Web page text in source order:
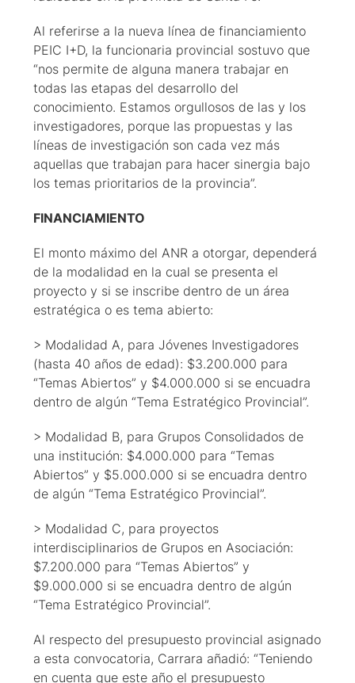
Al referirse a la nueva línea de financiamiento
PEIC I+D, la funcionaria provincial sostuvo que
“nos permite de alguna manera trabajar en
todas las etapas del desarrollo del
conocimiento. Estamos orgullosos de las y los
investigadores, porque las propuestas y las
líneas de investigación son cada vez más
aquellas que trabajan para hacer sinergia bajo
los temas prioritarios de la provincia”.
FINANCIAMIENTO
El monto máximo del ANR a otorgar, dependerá
de la modalidad en la cual se presenta el
proyecto y si se inscribe dentro de un área
estratégica o es tema abierto:
> Modalidad A, para Jóvenes Investigadores
(hasta 40 años de edad): $3.200.000 para
“Temas Abiertos” y $4.000.000 si se encuadra
dentro de algún “Tema Estratégico Provincial”.
> Modalidad B, para Grupos Consolidados de
una institución: $4.000.000 para “Temas
Abiertos” y $5.000.000 si se encuadra dentro
de algún “Tema Estratégico Provincial”.
> Modalidad C, para proyectos
interdisciplinarios de Grupos en Asociación:
$7.200.000 para “Temas Abiertos” y
$9.000.000 si se encuadra dentro de algún
“Tema Estratégico Provincial”.
Al respecto del presupuesto provincial asignado
a esta convocatoria, Carrara añadió: “Teniendo
en cuenta que este año el presupuesto